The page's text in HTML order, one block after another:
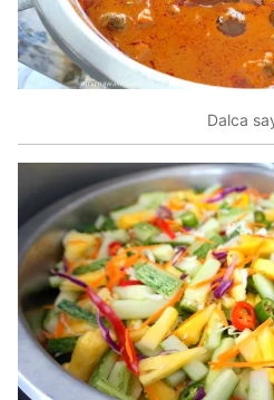
Dalca